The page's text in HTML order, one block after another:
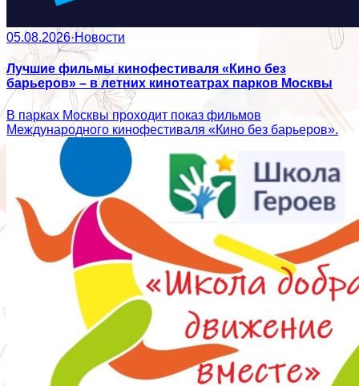
05.08.2026·Новости
Лучшие фильмы кинофестиваля «Кино без
барьеров» – в летних кинотеатрах парков Москвы
В парках Москвы проходит показ фильмов
Международного кинофестиваля «Кино без барьеров».